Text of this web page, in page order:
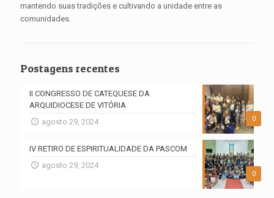
mantendo suas tradições e cultivando a unidade entre as
comunidades.
Postagens recentes
0
II CONGRESSO DE CATEQUESE DA
ARQUIDIOCESE DE VITÓRIA
agosto 29, 2024
0
IV RETIRO DE ESPIRITUALIDADE DA PASCOM
agosto 29, 2024